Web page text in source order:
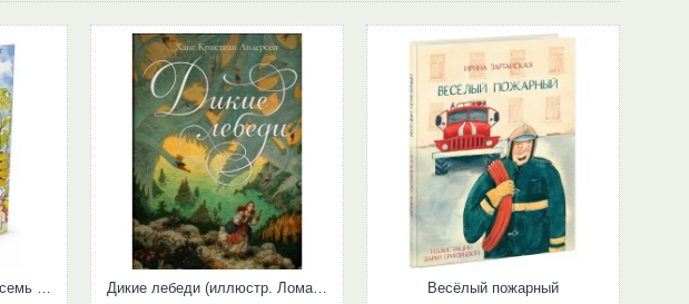
Папа, мама, бабушка, восемь детей и грузовик Дикие лебеди (иллюстр. Ломаева А.) Весёлый пожарный